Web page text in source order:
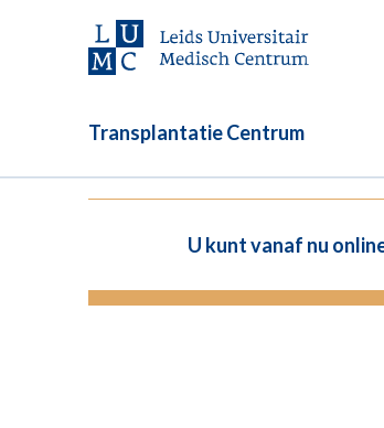
Transplantatie Centrum
U kunt vanaf nu